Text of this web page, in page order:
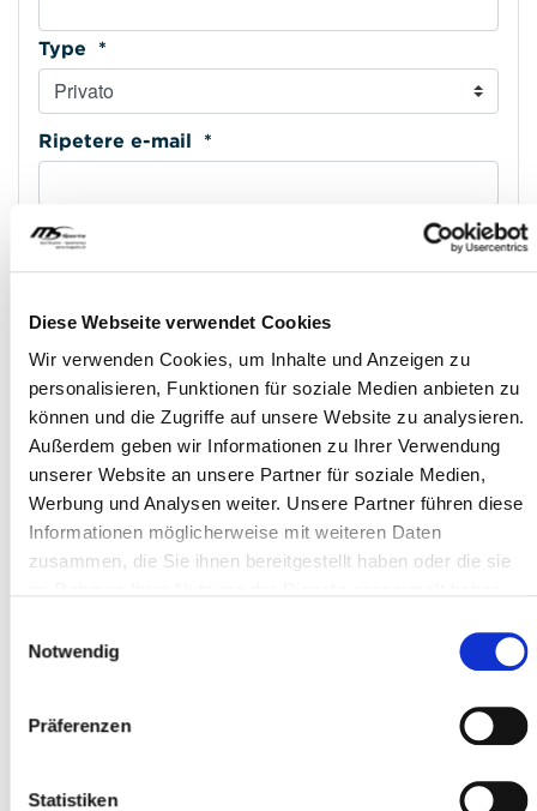
Diese Webseite verwendet Cookies
Wir verwenden Cookies, um Inhalte und Anzeigen zu
personalisieren, Funktionen für soziale Medien anbieten zu
können und die Zugriffe auf unsere Website zu analysieren.
Außerdem geben wir Informationen zu Ihrer Verwendung
unserer Website an unsere Partner für soziale Medien,
Werbung und Analysen weiter. Unsere Partner führen diese
Informationen möglicherweise mit weiteren Daten
zusammen, die Sie ihnen bereitgestellt haben oder die sie
Notwendig
Präferenzen
Statistiken
Type *
Ripetere e-mail *
Type *
Indirizzo riga 1 *
CAP *
Partecipante